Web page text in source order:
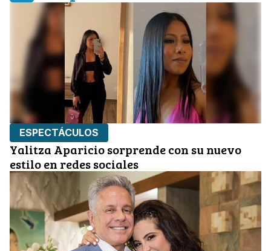
ESPECTÁCULOS
Yalitza Aparicio sorprende con su nuevo
estilo en redes sociales